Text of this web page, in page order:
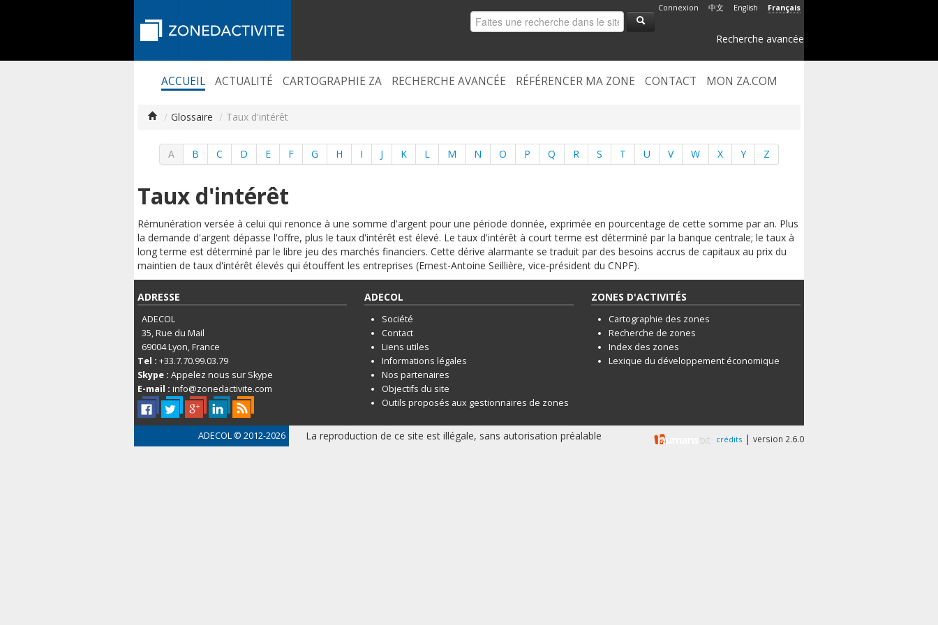
Connexion 中文 English Français
Recherche avancée
ACCUEIL ACTUALITÉ CARTOGRAPHIE ZA RECHERCHE AVANCÉE RÉFÉRENCER MA ZONE CONTACT MON ZA.COM
/ Glossaire / Taux d'intérêt
A B C D E F G H I J K L M N O P Q R S T U V W X Y Z
Taux d'intérêt
Rémunération versée à celui qui renonce à une somme d'argent pour une période donnée, exprimée en pourcentage de cette somme par an. Plus
la demande d'argent dépasse l'offre, plus le taux d'intérêt est élevé. Le taux d'intérêt à court terme est déterminé par la banque centrale; le taux à
long terme est déterminé par le libre jeu des marchés financiers. Cette dérive alarmante se traduit par des besoins accrus de capitaux au prix du
maintien de taux d'intérêt élevés qui étouffent les entreprises (Ernest-Antoine Seillière, vice-président du CNPF).
ADRESSE
ADECOL
35, Rue du Mail
69004Lyon, France
Tel : +33.7.70.99.03.79
Skype : Appelez nous sur Skype
E-mail : info@zonedactivite.com
ADECOL
Société
Contact
Liens utiles
Informations légales
Nos partenaires
Objectifs du site
Outils proposés aux gestionnaires de zones
ZONES D'ACTIVITÉS
Cartographie des zones
Recherche de zones
Index des zones
Lexique du développement économique
ADECOL© 2012-2026 La reproduction de ce site est illégale, sans autorisation préalable crédits| version 2.6.0